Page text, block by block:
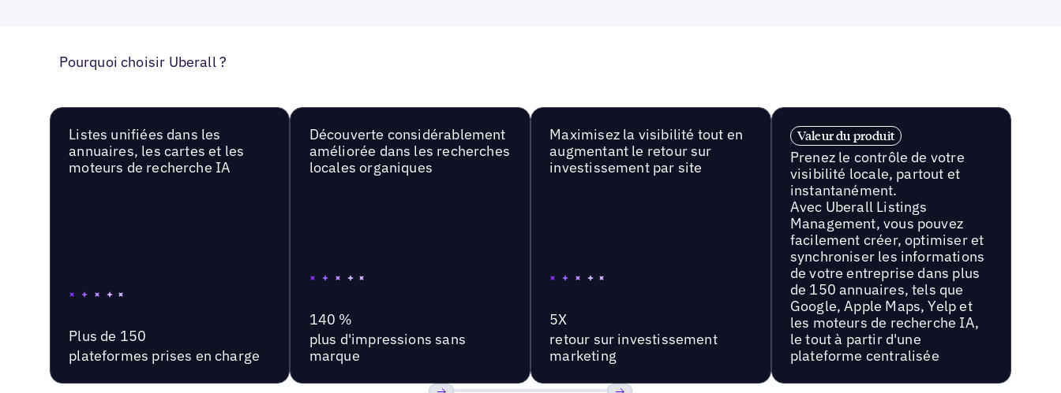
Pourquoi choisir Uberall ?
Listes unifiées dans les
annuaires, les cartes et les
moteurs de recherche IA
Plus de 150
plateformes prises en charge
Découverte considérablement
améliorée dans les recherches
locales organiques
140 %
plus d'impressions sans
marque
Maximisez la visibilité tout en
augmentant le retour sur
investissement par site
5X
retour sur investissement
marketing
Valeur du produit
Prenez le contrôle de votre
visibilité locale, partout et
instantanément.
Avec Uberall Listings
Management, vous pouvez
facilement créer, optimiser et
synchroniser les informations
de votre entreprise dans plus
de 150 annuaires, tels que
Google, Apple Maps, Yelp et
les moteurs de recherche IA,
le tout à partir d'une
plateforme centralisée